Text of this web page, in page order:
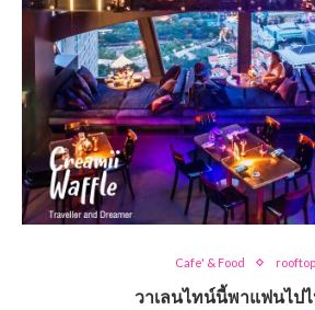
Cafe' & Food rooftop
วาเลนไทน์นี้พาแฟนไป